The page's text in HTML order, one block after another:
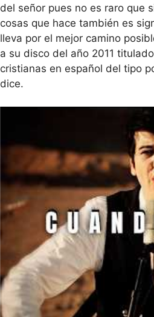
del señor pues no es raro que
cosas que hace también es
lleva por el mejor camino
a su disco del año 2011 titulado
cristianas en español del tipo
dice.